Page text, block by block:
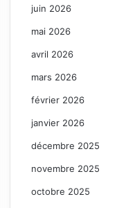
juin 2026
mai 2026
avril 2026
mars 2026
février 2026
janvier 2026
décembre 2025
novembre 2025
octobre 2025